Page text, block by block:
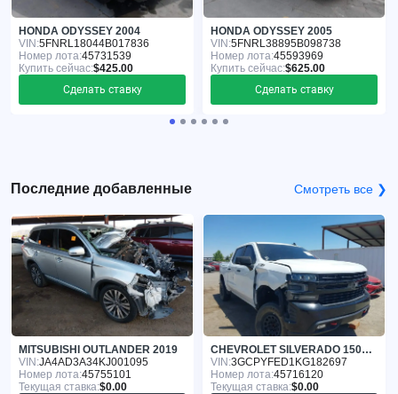
HONDA ODYSSEY 2004
VIN:5FNRL18044B017836
Номер лота:45731539
Купить сейчас:$425.00
Сделать ставку
HONDA ODYSSEY 2005
VIN:5FNRL38895B098738
Номер лота:45593969
Купить сейчас:$625.00
Сделать ставку
Последние добавленные Смотреть все ❯
MITSUBISHI OUTLANDER 2019
VIN:JA4AD3A34KJ001095
Номер лота:45755101
Текущая ставка:$0.00
CHEVROLET SILVERADO 1500 2019
VIN:3GCPYFED1KG182697
Номер лота:45716120
Текущая ставка:$0.00